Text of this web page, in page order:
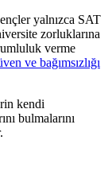
yalnızca SAT
zorluklarına
verme
ve bağımsızlığı
kendi
bulmalarını